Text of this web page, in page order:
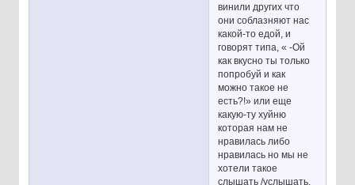
винили других что
они соблазняют нас
какой-то едой, и
говорят типа, « -Ой
как вкусно ты только
попробуй и как
можно такое не
есть?!» или еще
какую-ту хуйню
которая нам не
нравилась либо
нравилась но мы не
хотели такое
слышать /услышать,